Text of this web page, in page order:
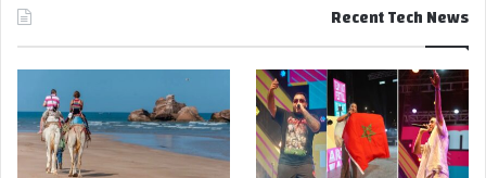
Recent Tech News